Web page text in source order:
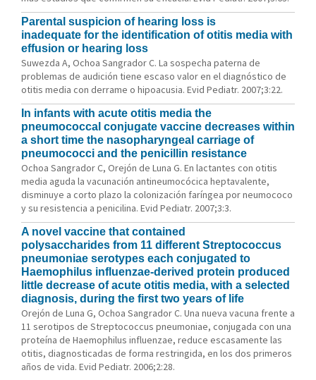
Parental suspicion of hearing loss is
inadequate for the identification of otitis media with
effusion or hearing loss
Suwezda A, Ochoa Sangrador C. La sospecha paterna de
problemas de audición tiene escaso valor en el diagnóstico de
otitis media con derrame o hipoacusia. Evid Pediatr. 2007;3:22.
In infants with acute otitis media the
pneumococcal conjugate vaccine decreases within
a short time the nasopharyngeal carriage of
pneumococci and the penicillin resistance
Ochoa Sangrador C, Orejón de Luna G. En lactantes con otitis
media aguda la vacunación antineumocócica heptavalente,
disminuye a corto plazo la colonización faríngea por neumococo
y su resistencia a penicilina. Evid Pediatr. 2007;3:3.
A novel vaccine that contained
polysaccharides from 11 different Streptococcus
pneumoniae serotypes each conjugated to
Haemophilus influenzae-derived protein produced
little decrease of acute otitis media, with a selected
diagnosis, during the first two years of life
Orejón de Luna G, Ochoa Sangrador C. Una nueva vacuna frente a
11 serotipos de Streptococcus pneumoniae, conjugada con una
proteína de Haemophilus influenzae, reduce escasamente las
otitis, diagnosticadas de forma restringida, en los dos primeros
años de vida. Evid Pediatr. 2006;2:28.